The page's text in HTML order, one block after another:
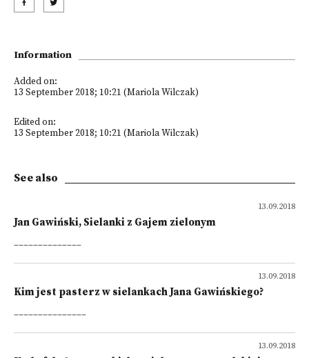
Information
Added on:
13 September 2018; 10:21 (Mariola Wilczak)
Edited on:
13 September 2018; 10:21 (Mariola Wilczak)
See also
13.09.2018
Jan Gawiński, Sielanki z Gajem zielonym
______________
13.09.2018
Kim jest pasterz w sielankach Jana Gawińskiego?
_______________
13.09.2018